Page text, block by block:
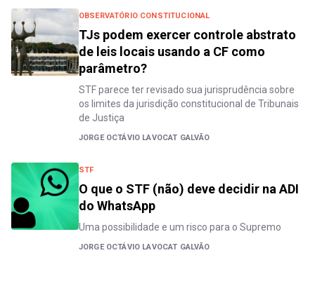
OBSERVATÓRIO CONSTITUCIONAL
TJs podem exercer controle abstrato
de leis locais usando a CF como
parâmetro?
STF parece ter revisado sua jurisprudência sobre
os limites da jurisdição constitucional de Tribunais
de Justiça
JORGE OCTÁVIO LAVOCAT GALVÃO
STF
O que o STF (não) deve decidir na ADI
do WhatsApp
Uma possibilidade e um risco para o Supremo
JORGE OCTÁVIO LAVOCAT GALVÃO